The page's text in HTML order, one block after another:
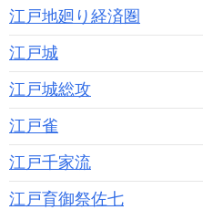
江戸地廻り経済圏
江戸城
江戸城総攻
江戸雀
江戸千家流
江戸育御祭佐七